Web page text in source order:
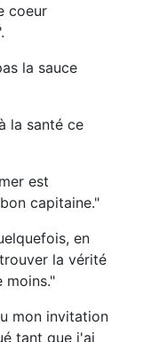
coeur
la sauce
la santé ce
est
capitaine."
en
la vérité
moins."
mon invitation
tant que j'ai